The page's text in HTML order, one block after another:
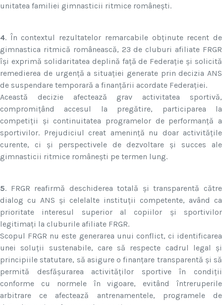
unitatea familiei gimnasticii ritmice românești.
4. În contextul rezultatelor remarcabile obținute recent de
gimnastica ritmică românească, 23 de cluburi afiliate FRGR
își exprimă solidaritatea deplină față de Federație și solicită
remedierea de urgență a situației generate prin decizia ANS
de suspendare temporară a finanțării acordate Federației.
Această decizie afectează grav activitatea sportivă,
compromițând accesul la pregătire, participarea la
competiții și continuitatea programelor de performanță a
sportivilor. Prejudiciul creat amenință nu doar activitățile
curente, ci și perspectivele de dezvoltare și succes ale
gimnasticii ritmice românești pe termen lung.
5. FRGR reafirmă deschiderea totală și transparentă către
dialog cu ANS și celelalte instituții competente, având ca
prioritate interesul superior al copiilor și sportivilor
legitimați la cluburile afiliate FRGR.
Scopul FRGR nu este generarea unui conflict, ci identificarea
unei soluții sustenabile, care să respecte cadrul legal și
principiile statutare, să asigure o finanțare transparentă și să
permită desfășurarea activităților sportive în condiții
conforme cu normele în vigoare, evitând întreruperile
arbitrare ce afectează antrenamentele, programele de